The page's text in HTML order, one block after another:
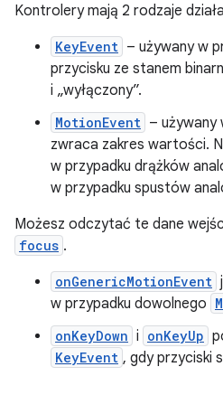
Kontrolery mają 2 rodzaje
KeyEvent – używany w
przycisku ze stanem
i „wyłączony”.
MotionEvent – używany
zwraca zakres wartości.
w przypadku drążków
w przypadku spustów
Możesz odczytać te dane
focus .
onGenericMotionEvent
w przypadku dowolnego
onKeyDown i onKeyUp
KeyEvent , gdy przyciski